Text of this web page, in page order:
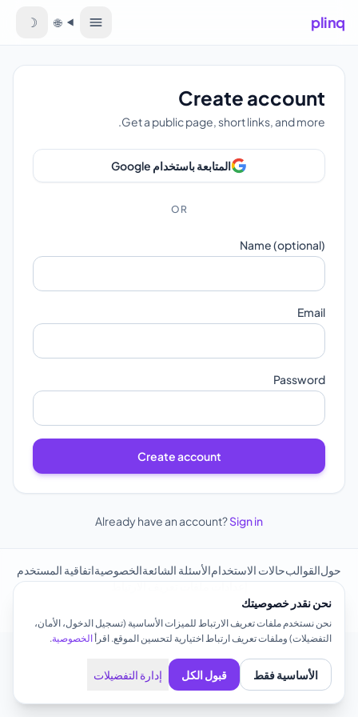
plinq
🌐 اللغة ☽
Create account
Get a public page, short links, and more.
المتابعة باستخدام Google
OR
Name (optional)
Email
Password
Create account
Already have an account?Sign in
حولالقوالبحالات الاستخدامالأسئلة الشائعةالخصوصيةاتفاقية المستخدم
إعدادات ملفات تعريف الارتباط
نحن نقدر خصوصيتك
نحن نستخدم ملفات تعريف الارتباط للميزات الأساسية (تسجيل الدخول، الأمان،
التفضيلات) وملفات تعريف ارتباط اختيارية لتحسين الموقع. اقرأالخصوصية.
الأساسية فقط قبول الكل إدارة التفضيلات